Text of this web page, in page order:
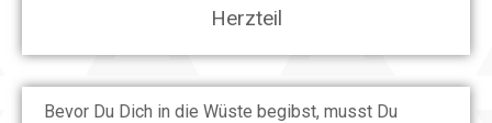
Herzteil
Bevor Du Dich in die Wüste begibst, musst Du